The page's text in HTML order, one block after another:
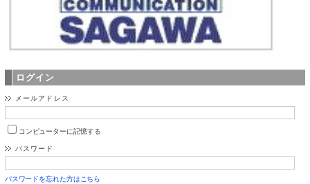
ログイン
メールアドレス
コンピューターに記憶する
パスワード
パスワードを忘れた方はこちら